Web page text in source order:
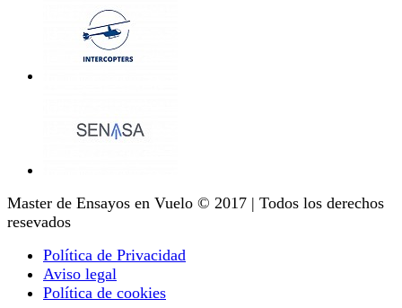
Master de Ensayos en Vuelo © 2017 | Todos los derechos
resevados
Política de Privacidad
Aviso legal
Política de cookies